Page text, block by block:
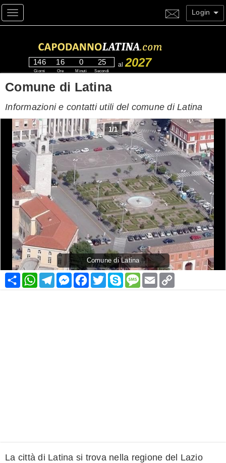
Toggle navigation Login
146
Giorni
16
Ore
0
Minuti
23
Secondi
al 2027
Comune di Latina
Informazioni e contatti utili del comune di Latina
1/1
Comune di Latina
Condividi
WhatsApp
Telegram
Messenger
Facebook
TwitterSkypeMessage
Email
La città di Latina si trova nella regione del Lazio